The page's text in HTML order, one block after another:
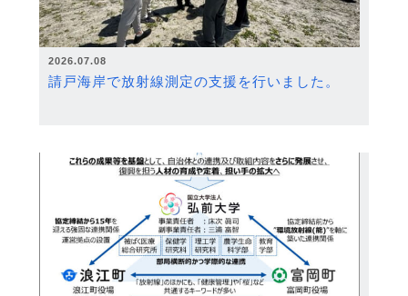
2026.07.08
請戸海岸で放射線測定の支援を行いました。